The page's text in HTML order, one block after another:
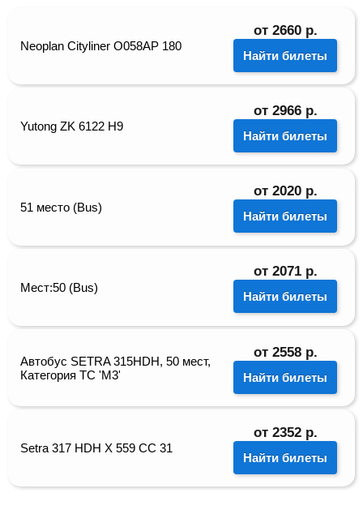
Neoplan Cityliner О058АР 180
от 2660 р.
Найти билеты
Yutong ZK 6122 H9
от 2966 р.
Найти билеты
51 место (Bus)
от 2020 р.
Найти билеты
Мест:50 (Bus)
от 2071 р.
Найти билеты
Автобус SETRA 315HDH, 50 мест,
Категория ТС 'М3'
от 2558 р.
Найти билеты
Setra 317 НDН Х 559 СС 31
от 2352 р.
Найти билеты